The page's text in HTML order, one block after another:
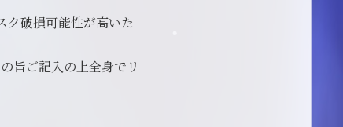
ク破損可能性が高いた
旨ご記入の上全身でリ